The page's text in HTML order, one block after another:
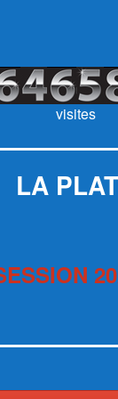
visites
LA